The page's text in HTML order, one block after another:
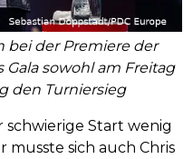
bei der Premiere der
sowohl am Freitag
den Turniersieg
schwierige Start wenig
musste sich auch Chris